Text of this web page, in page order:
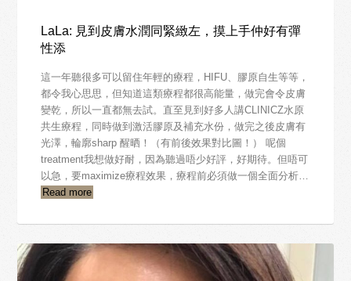
LaLa: 見到皮膚水潤同緊緻左，摸上手仲好有彈
性添
這一年聽很多可以留住年輕的療程，HIFU、膠原自生等等，
都令我心思思，但知道這類療程都很高能量，做完會令皮膚
變乾，所以一直都無去試。直至見到好多人講CLINICZ水原
共生療程，同時做到激活膠原及補充水份，做完之後皮膚有
光澤，輪廓sharp 醒晒！（有前後效果對比圖！） 呢個
treatment我想做好耐，因為聽過唔少好評，好期待。但唔可
以急，要maximize療程效果，療程前必須做一個全面分析…
Read more